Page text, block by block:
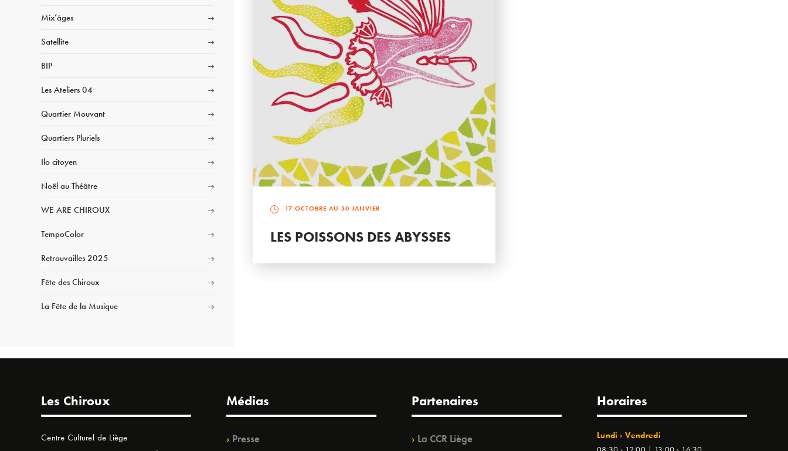
Mix’âges
Satellite
BIP
Les Ateliers 04
Quartier Mouvant
Quartiers Pluriels
Ilo citoyen
Noël au Théâtre
WE ARE CHIROUX
TempoColor
Retrouvailles 2025
Fête des Chiroux
La Fête de la Musique
17 OCTOBRE AU 30 JANVIER
LES POISSONS DES ABYSSES
Les Chiroux
Centre Culturel de Liège
Médias
Presse
Partenaires
La CCR Liège
Horaires
Lundi › Vendredi